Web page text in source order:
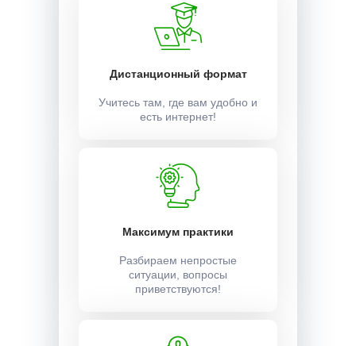
Дистанционный формат
Учитесь там, где вам удобно и
есть интернет!
Максимум практики
Разбираем непростые
ситуации, вопросы
приветствуются!